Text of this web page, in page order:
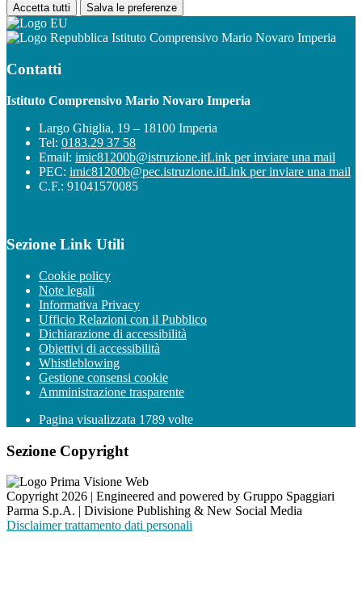
Accetta tutti Salva le preferenze
Istituto Comprensivo Mario Novaro Imperia
Contatti
Istituto Comprensivo Mario Novaro Imperia
Largo Ghiglia, 19 – 18100 Imperia
Tel: 0183.29 37 58
Email: imic81200b@istruzione.itLink per inviare una mail
PEC: imic81200b@pec.istruzione.itLink per inviare una mail
C.F.: 91041570085
Sezione Link Utili
Cookie policy
Note legali
Informativa Privacy
Ufficio Relazioni con il Pubblico
Dichiarazione di accessibilità
Obiettivi di accessibilità
Whistleblowing
Gestione consensi cookie
Amministrazione trasparente
Pagina visualizzata 1789 volte
Sezione Copyright
Copyright 2026 | Engineered and powered by Gruppo Spaggiari
Parma S.p.A. | Divisione Publishing & New Social Media
Disclaimer trattamento dati personali